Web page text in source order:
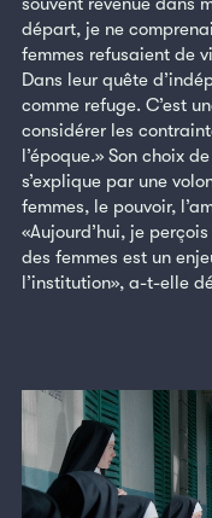
départ, je ne
femmes refusaient de
Dans leur quête
comme refuge. C’est
considérer les
l’époque.» Son choix
s’explique par une
femmes, le pouvoir,
«Aujourd’hui, je
des femmes est un
l’institution», a-t-elle